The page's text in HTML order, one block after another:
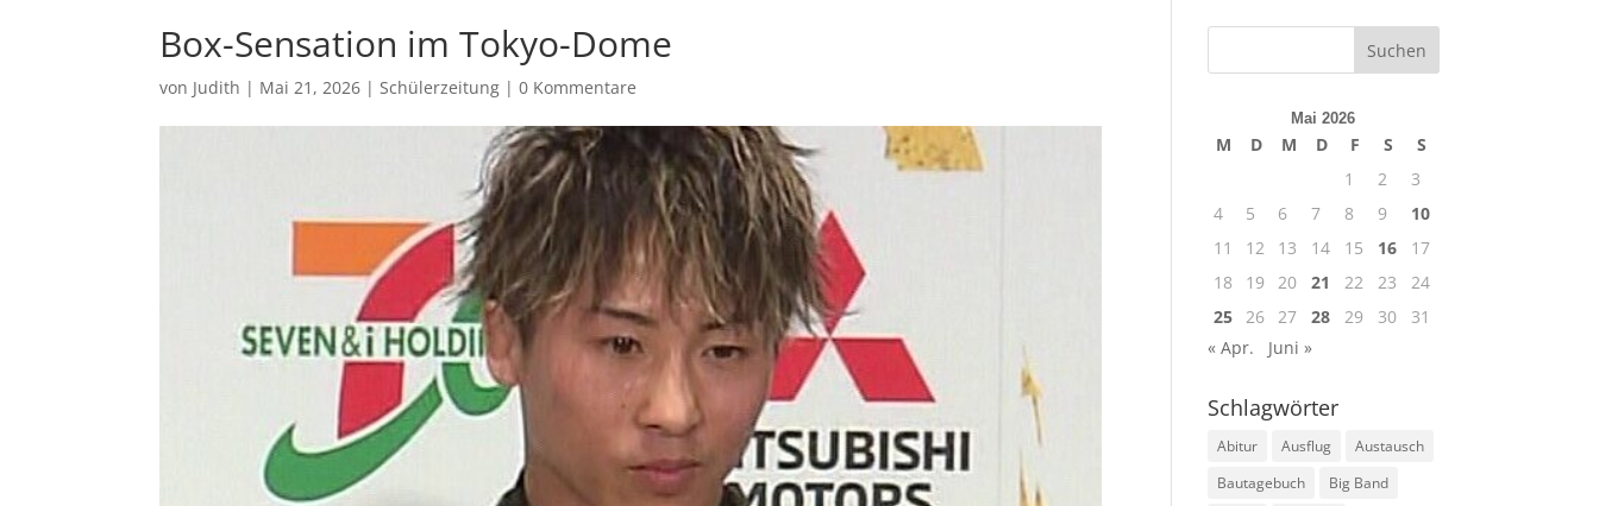
Box-Sensation im Tokyo-Dome
von Judith | Mai 21, 2026 |Schülerzeitung |0 Kommentare
Mai 2026
M D M D F S
S
1
2
3
4
5 6 7 8 9
10
11
12 13 14 15 16
17
18
19 20 21 22 23
24
25 26 27 28 29 30
31
« Apr.
Juni »
Schlagwörter
Abitur Ausflug
Austausch
Bautagebuch
Big Band